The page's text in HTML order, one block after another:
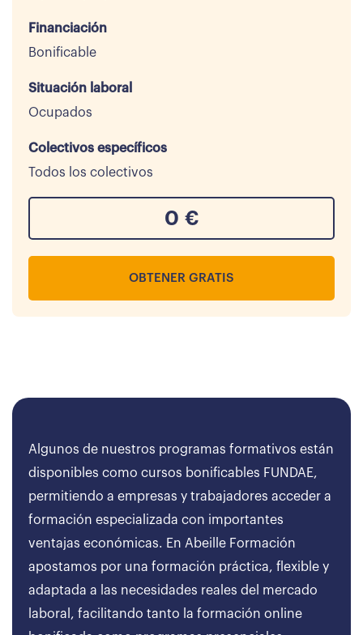
Financiación
Bonificable
Situación laboral
Ocupados
Colectivos específicos
Todos los colectivos
0 €
OBTENER GRATIS
Algunos de nuestros programas formativos están
disponibles como cursos bonificables FUNDAE,
permitiendo a empresas y trabajadores acceder a
formación especializada con importantes
ventajas económicas. En Abeille Formación
apostamos por una formación práctica, flexible y
adaptada a las necesidades reales del mercado
laboral, facilitando tanto la formación online